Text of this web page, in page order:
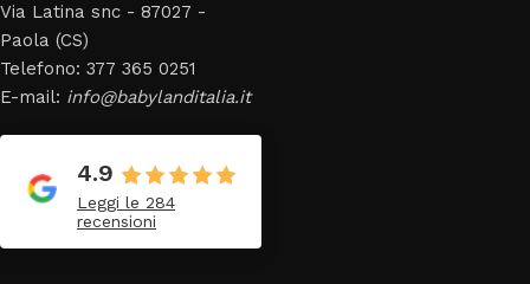
Via Latina snc - 87027 -
Paola (CS)
Telefono: 377 365 0251
E-mail: info@babylanditalia.it
4.9
Leggi le 284
recensioni